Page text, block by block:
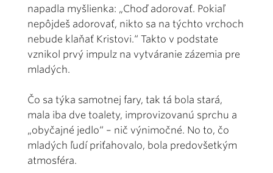
napadla myšlienka: „Choď adorovať. Pokiaľ
nepôjdeš adorovať, nikto sa na týchto vrchoch
nebude klaňať Kristovi.“ Takto v podstate
vznikol prvý impulz na vytváranie zázemia pre
mladých.
Čo sa týka samotnej fary, tak tá bola stará,
mala iba dve toalety, improvizovanú sprchu a
„obyčajné jedlo“ – nič výnimočné. No to, čo
mladých ľudí priťahovalo, bola predovšetkým
atmosféra.